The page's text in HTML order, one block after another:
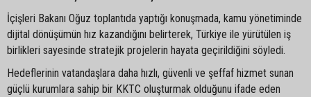
İçişleri Bakanı Oğuz toplantıda yaptığı konuşmada, kamu yönetiminde
dijital dönüşümün hız kazandığını belirterek, Türkiye ile yürütülen iş
birlikleri sayesinde stratejik projelerin hayata geçirildiğini söyledi.
Hedeflerinin vatandaşlara daha hızlı, güvenli ve şeffaf hizmet sunan
güçlü kurumlara sahip bir KKTC oluşturmak olduğunu ifade eden